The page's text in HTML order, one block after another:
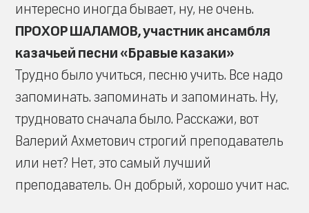
интересно иногда бывает, ну, не очень.
ПРОХОР ШАЛАМОВ, участник ансамбля
казачьей песни «Бравые казаки»
Трудно было учиться, песню учить. Все надо
запоминать. запоминать и запоминать. Ну,
трудновато сначала было. Расскажи, вот
Валерий Ахметович строгий преподаватель
или нет? Нет, это самый лучший
преподаватель. Он добрый, хорошо учит нас.